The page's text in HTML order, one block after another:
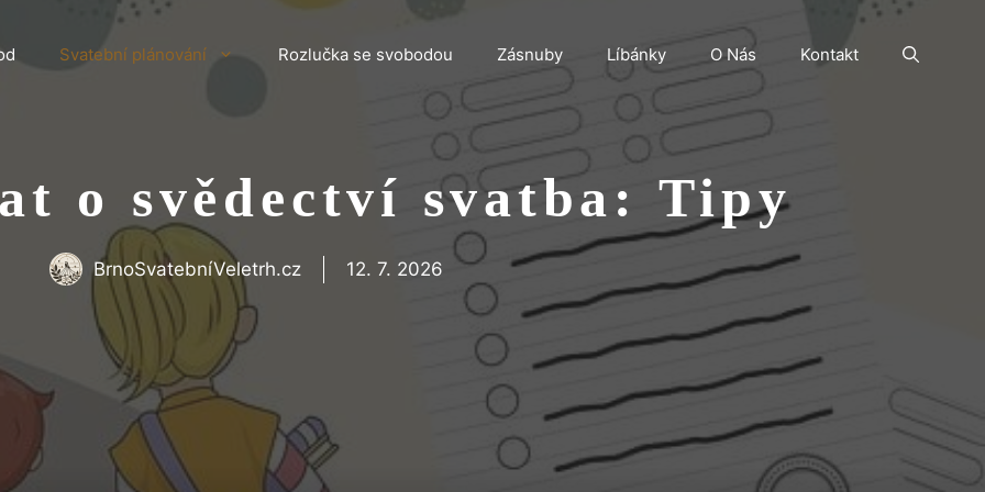
Svatební plánování Rozlučka se svobodou Zásnuby Líbánky O Nás Kontakt
o svědectví svatba: Tipy
BrnoSvatebníVeletrh.cz 12. 7. 2026